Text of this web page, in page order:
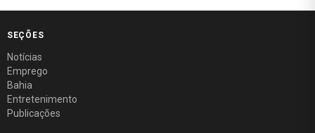
SEÇÕES
Notícias
Emprego
Bahia
Entretenimento
Publicações